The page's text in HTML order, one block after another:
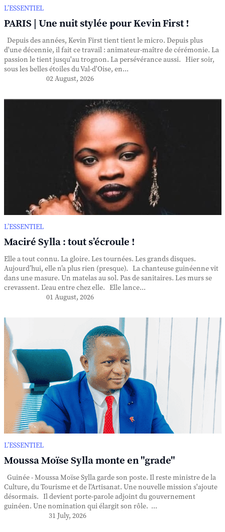
L’ESSENTIEL
PARIS | Une nuit stylée pour Kevin First !
Depuis des années, Kevin First tient tient le micro. Depuis plus
d'une décennie, il fait ce travail : animateur-maître de cérémonie. La
passion le tient jusqu'au trognon. La persévérance aussi. Hier soir,
sous les belles étoiles du Val-d'Oise, en...
02 August, 2026
L’ESSENTIEL
Maciré Sylla : tout s’écroule !
Elle a tout connu. La gloire. Les tournées. Les grands disques.
Aujourd’hui, elle n’a plus rien (presque). La chanteuse guinéenne vit
dans une masure. Un matelas au sol. Pas de sanitaires. Les murs se
crevassent. L'eau entre chez elle. Elle lance...
01 August, 2026
L’ESSENTIEL
Moussa Moïse Sylla monte en "grade"
Guinée - Moussa Moïse Sylla garde son poste. Il reste ministre de la
Culture, du Tourisme et de l'Artisanat. Une nouvelle mission s'ajoute
désormais. Il devient porte-parole adjoint du gouvernement
guinéen. Une nomination qui élargit son rôle. ...
31 July, 2026